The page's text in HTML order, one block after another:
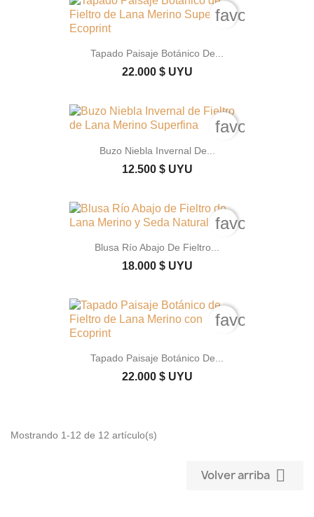
Tapado Paisaje Botánico De...
22.000 $ UYU
Buzo Niebla Invernal De...
12.500 $ UYU
Blusa Río Abajo De Fieltro...
18.000 $ UYU
Tapado Paisaje Botánico De...
22.000 $ UYU
Mostrando 1-12 de 12 artículo(s)
Volver arriba 